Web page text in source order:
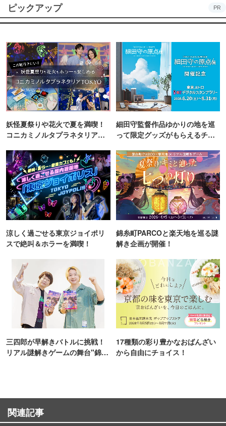
ピックアップ PR
妖怪夏祭りや花火で夏を満喫！
コニカミノルタプラネタリア
細田守監督作品ゆかりの地を巡
って限定グッズがもらえるチャ
涼しく過ごせる東京ジョイポリ
スで絶叫＆ホラーを満喫！
錦糸町PARCOと楽天地を巡る謎
解き企画が開催！
三四郎が早解きバトルに挑戦！
リアル謎解きゲームの舞台"錦糸
17種類の彩り豊かなおばんざい
から自由にチョイス！
関連記事